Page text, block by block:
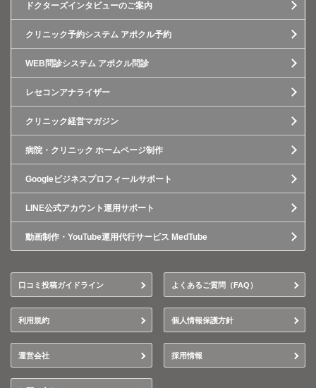
ドクターズインタビューのご案内
クリニック予約システム アポクル予約
WEB問診システム アポクル問診
レセコンアナライザー
クリニック経営マガジン
病院・クリニック ホームページ制作
Googleビジネスプロフィールサポート
LINE公式アカウント運用サポート
動画制作・YouTube運用代行サービス MedTube
口コミ投稿ガイドライン よくあるご質問（FAQ）
利用規約 個人情報保護方針
運営会社 採用情報